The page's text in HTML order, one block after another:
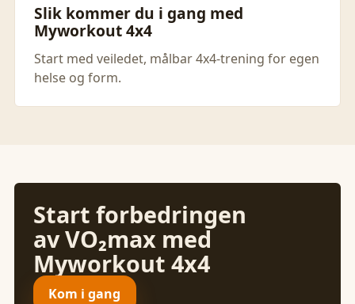
Slik kommer du i gang med
Myworkout 4x4
Start med veiledet, målbar 4x4-trening for egen
helse og form.
Start forbedringen
av VO₂max med
Myworkout 4x4
Kom i gang